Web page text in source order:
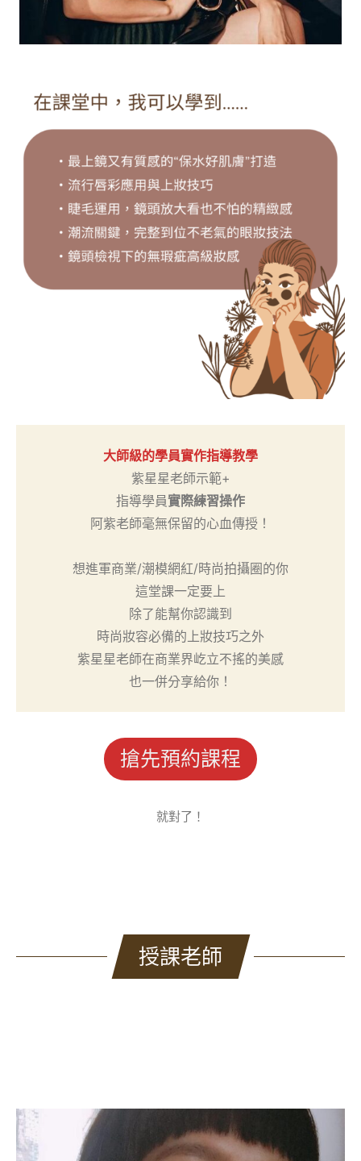
大師級的學員實作指導教學
紫星星老師示範+
指導學員實際練習操作
阿紫老師毫無保留的心血傳授！
想進軍商業/潮模網紅/時尚拍攝圈的你
這堂課一定要上
除了能幫你認識到
時尚妝容必備的上妝技巧之外
紫星星老師在商業界屹立不搖的美感
也一併分享給你！
搶先預約課程
就對了！
授課老師